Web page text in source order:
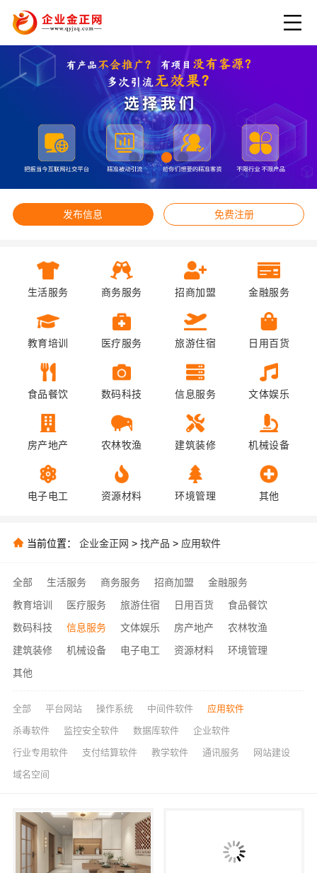
发布信息 免费注册
生活服务 商务服务 招商加盟 金融服务
教育培训 医疗服务 旅游住宿 日用百货
食品餐饮 数码科技 信息服务 文体娱乐
房产地产 农林牧渔 建筑装修 机械设备
电子电工 资源材料 环境管理 其他
当前位置： 企业金正网 > 找产品 > 应用软件
全部 生活服务 商务服务 招商加盟
金融服务
教育培训
医疗服务 旅游住宿 日用百货
食品餐饮
数码科技
信息服务 文体娱乐 房产地产
农林牧渔
建筑装修
机械设备 电子电工 资源材料
环境管理
其他
全部 平台网站 操作系统 中间件软件 应用软件
杀毒软件 监控安全软件 数据库软件 企业软件
行业专用软件 支付结算软件 教学软件 通讯服务 网站建设
域名空间